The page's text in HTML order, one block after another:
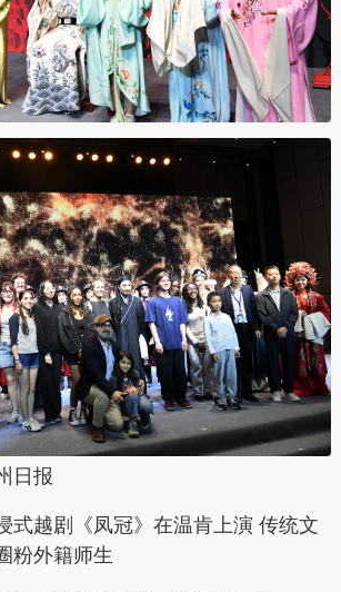
日报
式越剧《凤冠》在温肯上演 传统文
粉外籍师生